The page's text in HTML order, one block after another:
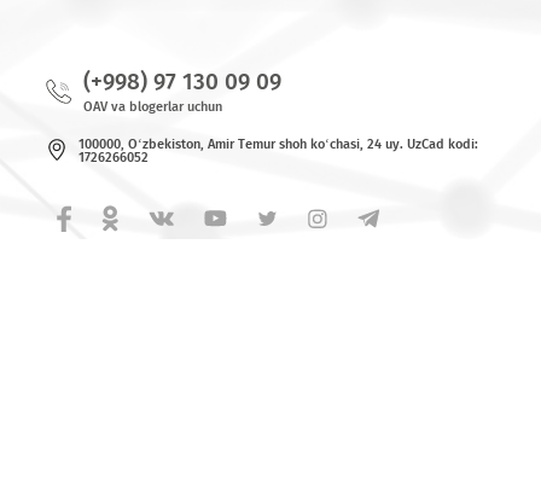
© 2026 MCHJ «UMS»
Barcha huquqlar himoya qilingan.
Bog`lanish uchun raqamlar